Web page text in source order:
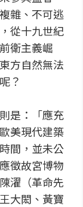
雜、不可逃
從十九世紀
衛主義崛
方自然無法
？
是：「應充
美現代建築
間，並未公
徵故宮博物
濯（革命先
大閎、黃寶